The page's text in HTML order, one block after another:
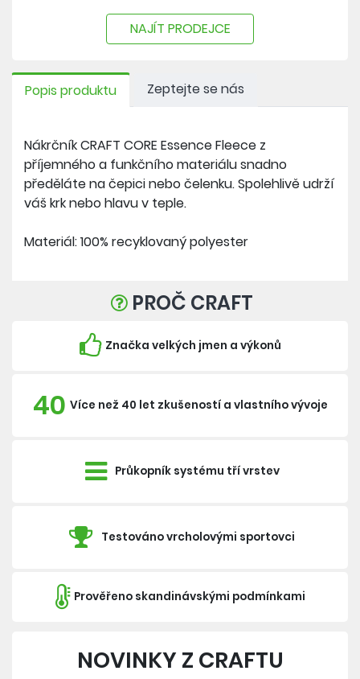
NAJÍT PRODEJCE
Popis produktu Zeptejte se nás
Nákrčník CRAFT CORE Essence Fleece z
příjemného a funkčního materiálu snadno
předěláte na čepici nebo čelenku. Spolehlivě udrží
váš krk nebo hlavu v teple.
Materiál: 100% recyklovaný polyester
PROČ CRAFT
Značka velkých jmen a výkonů
40 Více než 40 let zkušeností a vlastního vývoje
Průkopník systému tří vrstev
Testováno vrcholovými sportovci
Prověřeno skandinávskými podmínkami
NOVINKY Z CRAFTU